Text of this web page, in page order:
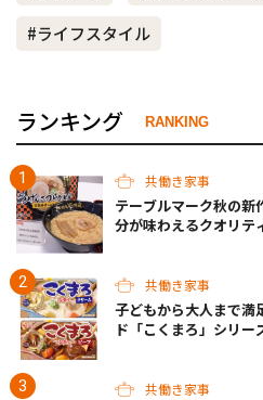
#ライフスタイル
ランキング RANKING
共働き家事
テーブルマーク秋の新
分が味わえるクオリテ
共働き家事
子どもから大人まで満
ド「こくまろ」シリー
共働き家事